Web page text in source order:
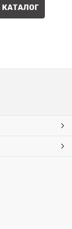
КАТАЛОГ